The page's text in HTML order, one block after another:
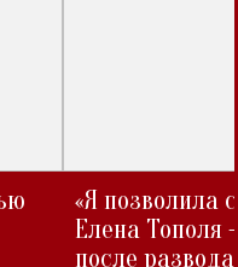
«Я позволила
Елена Тополя
после развода